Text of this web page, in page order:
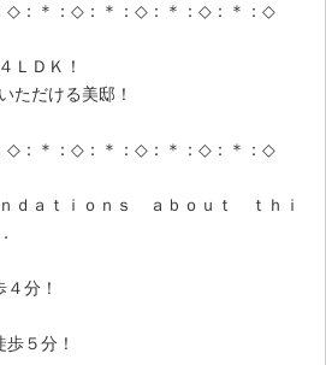
◇：＊：◇：＊：◇：＊：◇：＊：◇
ＬＤＫ！
ただける美邸！
◇：＊：◇：＊：◇：＊：◇：＊：◇
ｄａｔｉｏｎｓ ａｂｏｕｔ ｔｈｉ
分！
５分！